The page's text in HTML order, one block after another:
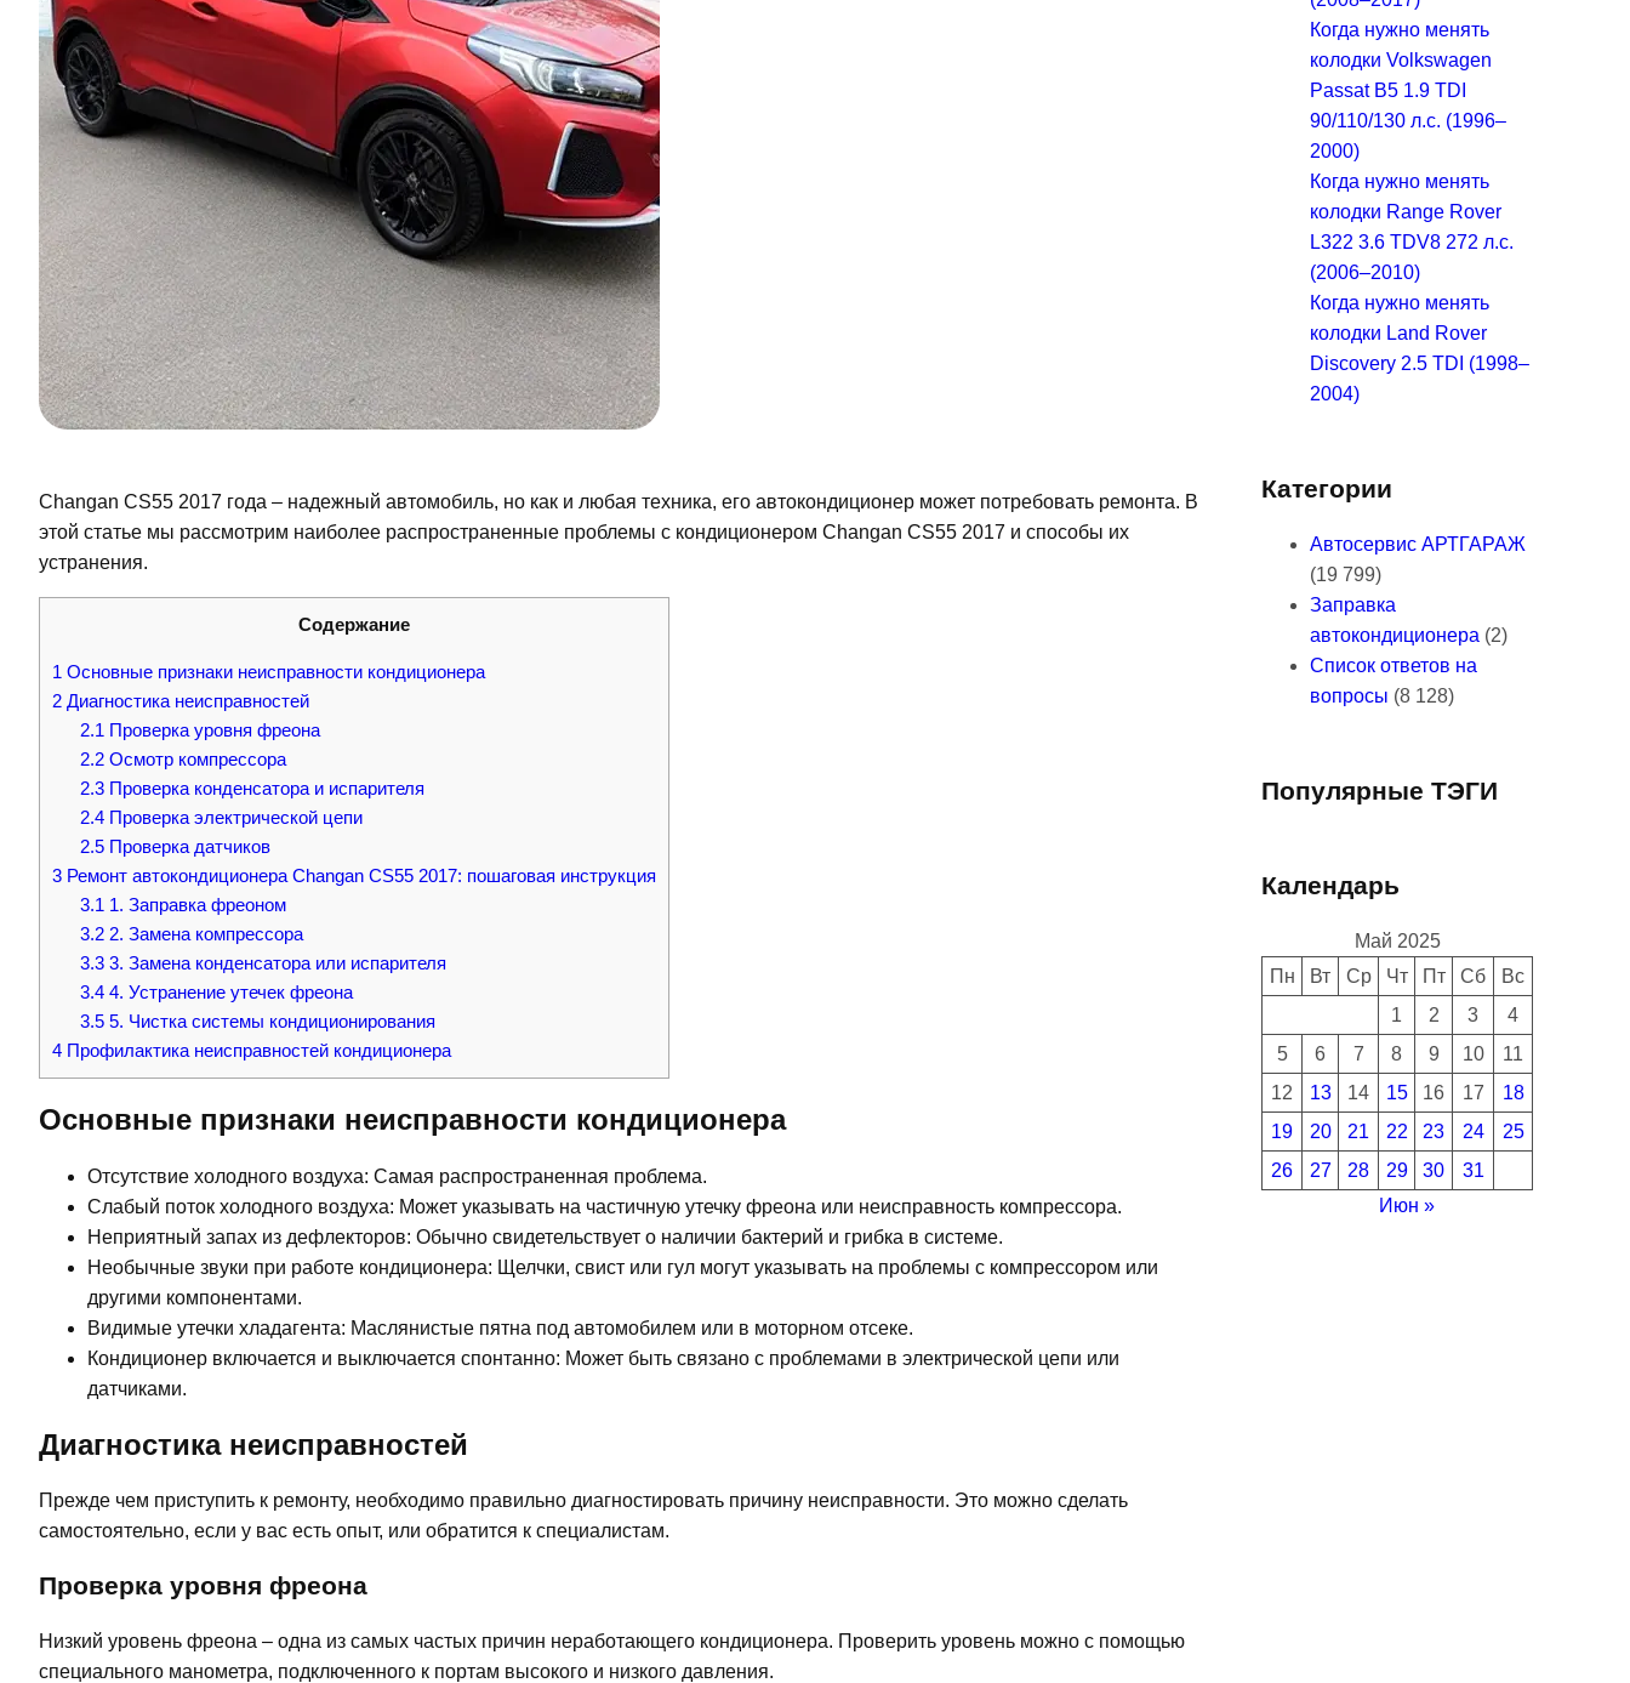
Changan CS55 2017 года – надежный автомобиль, но как и любая техника, его автокондиционер может потребовать ремонта. В
этой статье мы рассмотрим наиболее распространенные проблемы с кондиционером Changan CS55 2017 и способы их
устранения.
Содержание
1 Основные признаки неисправности кондиционера
2 Диагностика неисправностей
2.1 Проверка уровня фреона
2.2Осмотр компрессора
2.3Проверка конденсатора и испарителя
2.4Проверка электрической цепи
2.5Проверка датчиков
3 Ремонт автокондиционера Changan CS55 2017: пошаговая инструкция
3.1 1. Заправка фреоном
3.22. Замена компрессора
3.33. Замена конденсатора или испарителя
3.44. Устранение утечек фреона
3.55. Чистка системы кондиционирования
4 Профилактика неисправностей кондиционера
Основные признаки неисправности кондиционера
Отсутствие холодного воздуха: Самая распространенная проблема.
Слабый поток холодного воздуха: Может указывать на частичную утечку фреона или неисправность компрессора.
Неприятный запах из дефлекторов: Обычно свидетельствует о наличии бактерий и грибка в системе.
Необычные звуки при работе кондиционера: Щелчки, свист или гул могут указывать на проблемы с компрессором или
другими компонентами.
Видимые утечки хладагента: Маслянистые пятна под автомобилем или в моторном отсеке.
Кондиционер включается и выключается спонтанно: Может быть связано с проблемами в электрической цепи или
датчиками.
Диагностика неисправностей
Прежде чем приступить к ремонту, необходимо правильно диагностировать причину неисправности. Это можно сделать
самостоятельно, если у вас есть опыт, или обратится к специалистам.
Проверка уровня фреона
Низкий уровень фреона – одна из самых частых причин неработающего кондиционера. Проверить уровень можно с помощью
специального манометра, подключенного к портам высокого и низкого давления.
Когда нужно менять
колодки Volkswagen
Passat B5 1.9 TDI
90/110/130 л.с. (1996–
2000)
Когда нужно менять
колодки Range Rover
L322 3.6 TDV8 272 л.с.
(2006–2010)
Когда нужно менять
колодки Land Rover
Discovery 2.5 TDI (1998–
2004)
Категории
Автосервис АРТГАРАЖ
(19 799)
Заправка
автокондиционера (2)
Список ответов на
вопросы (8 128)
Популярные ТЭГИ
Календарь
Май 2025
Пн
Вт Ср Чт Пт Сб
Вс
1
2 3
4
5
6 7 8 9 10
11
12
13 14 15 16 17
18
19
20 21 22 23 24
25
26
27 28 29 30
31
Июн »